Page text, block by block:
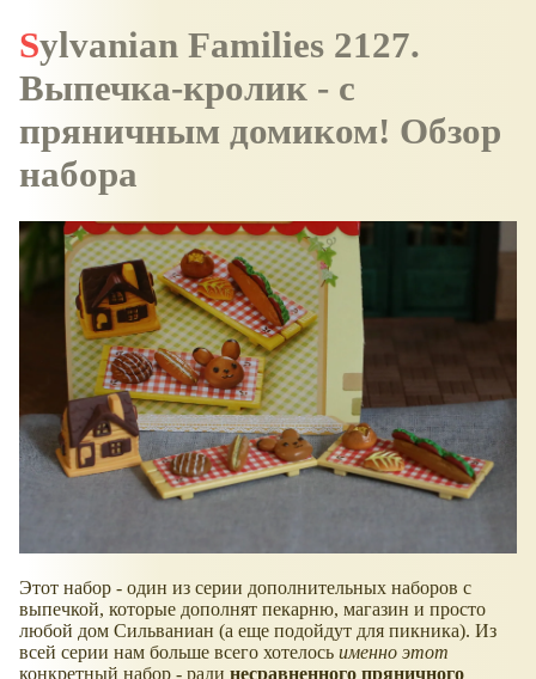
Sylvanian Families 2127.
Выпечка-кролик - с
пряничным домиком! Обзор
набора
Этот набор - один из серии дополнительных наборов с
выпечкой, которые дополнят пекарню, магазин и просто
любой дом Сильваниан (а еще подойдут для пикника). Из
всей серии нам больше всего хотелось именно этот
конкретный набор - ради несравненного пряничного